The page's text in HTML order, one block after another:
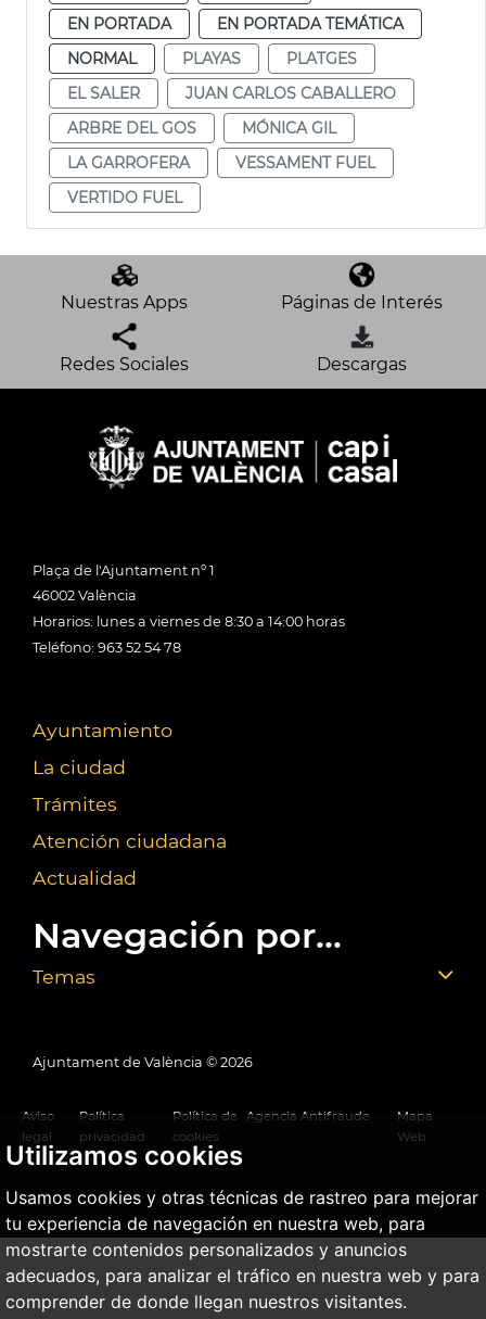
Utilizamos cookies
Usamos cookies y otras técnicas de rastreo para mejorar
tu experiencia de navegación en nuestra web, para
mostrarte contenidos personalizados y anuncios
adecuados, para analizar el tráfico en nuestra web y para
comprender de donde llegan nuestros visitantes.
EN PORTADA
EN PORTADA TEMÁTICA
NORMAL
PLAYAS
PLATGES
EL SALER
JUAN CARLOS CABALLERO
ARBRE DEL GOS
MÓNICA GIL
LA GARROFERA
VESSAMENT FUEL
VERTIDO FUEL
Nuestras Apps Páginas de Interés
Redes Sociales Descargas
Plaça de l'Ajuntament nº 1
46002 València
Horarios: lunes a viernes de 8:30 a 14:00 horas
Teléfono: 963 52 54 78
Ayuntamiento
La ciudad
Trámites
Atención ciudadana
Actualidad
Navegación por...
Temas
Ajuntament de València © 2026
Aviso
legal
Política
privacidad
Política de
cookies
Agencia Antifraude
Mapa
Web